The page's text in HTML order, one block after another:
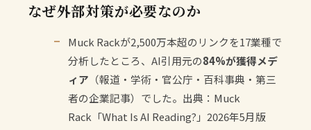
なぜ外部対策が必要なのか
Muck Rackが2,500万本超のリンクを17業種で
分析したところ、AI引用元の84%が獲得メデ
ィア （報道・学術・官公庁・百科事典・第三
者の企業記事）でした。 出典：Muck
Rack「What Is AI Reading?」2026年5月版